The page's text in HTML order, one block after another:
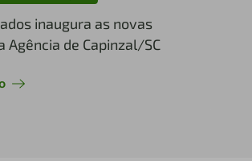
inaugura as novas
Agência de Capinzal/SC